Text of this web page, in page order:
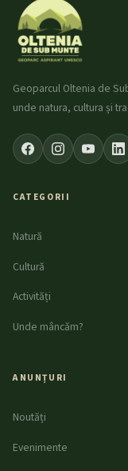
Geoparcul Oltenia de
unde natura, cultura și
CATEGORII
Natură
Cultură
Activități
Unde mâncăm?
ANUNȚURI
Noutăți
Evenimente